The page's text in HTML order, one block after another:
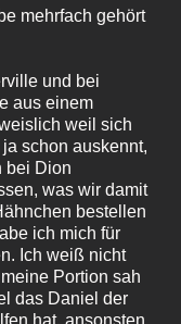
mehrfach gehört
und bei
aus einem
weil sich
schon auskennt,
bei Dion
was wir damit
bestellen
ich mich für
Ich weiß nicht
Portion sah
das Daniel der
hat, ansonsten